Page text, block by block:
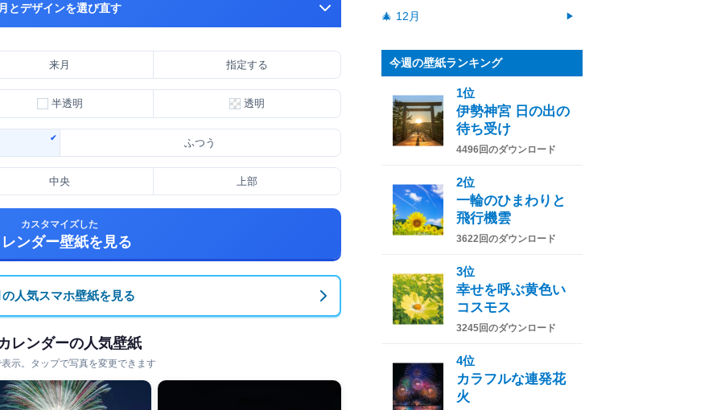
とデザインを選び直す
来月 指定する
半透明 透明
ふつう
中央 上部
カスタマイズした
ンダー壁紙を見る
の人気スマホ壁紙を見る
レンダーの人気壁紙
示。タップで写真を変更できます
🎄 12月
今週の壁紙ランキング
1位
伊勢神宮 日の出の
待ち受け
4496回のダウンロード
2位
一輪のひまわりと
飛行機雲
3622回のダウンロード
3位
幸せを呼ぶ黄色い
コスモス
3245回のダウンロード
4位
カラフルな連発花
火